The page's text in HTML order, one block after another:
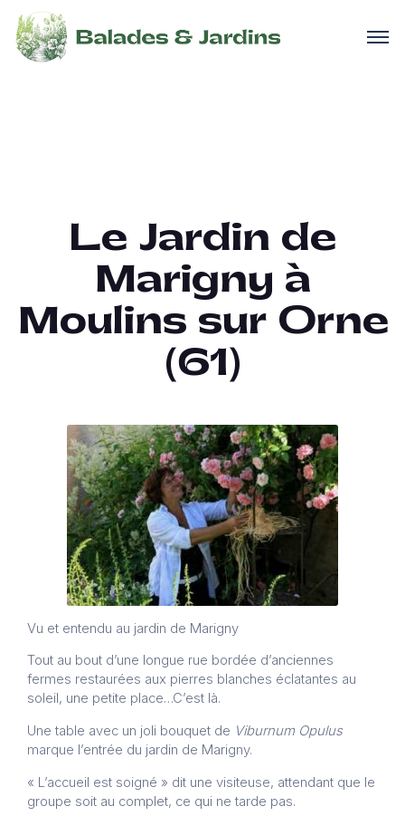
Le Jardin de
Marigny à
Moulins sur Orne
(61)
Vu et entendu au jardin de Marigny
Tout au bout d’une longue rue bordée d’anciennes
fermes restaurées aux pierres blanches éclatantes au
soleil, une petite place…C’est là.
Une table avec un joli bouquet de Viburnum Opulus
marque l’entrée du jardin de Marigny.
« L’accueil est soigné » dit une visiteuse, attendant que le
groupe soit au complet, ce qui ne tarde pas.